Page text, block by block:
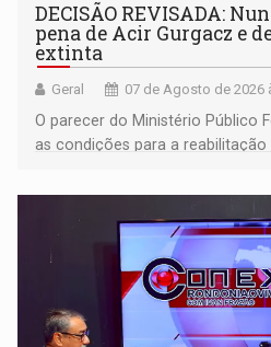
DECISÃO REVISADA:
pena de Acir Gurgacz e
extinta
Geral 07 de Agosto de 2026
O parecer do Ministério Público
as condições para a